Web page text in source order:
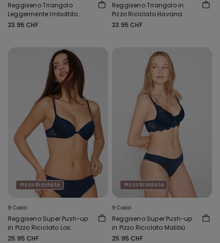
Reggiseno Triangolo
Leggermente Imbottito
Cotone Organico London
23.95 CHF
Reggiseno Triangolo in
Pizzo Riciclato Havana
23.95 CHF
Pizzo Riciclato
8 Colori
Reggiseno Super Push-up
in Pizzo Riciclato Los
Angeles
25.95 CHF
Pizzo Riciclato
9 Colori
Reggiseno Super Push-up
in Pizzo Riciclato Malibù
25.95 CHF